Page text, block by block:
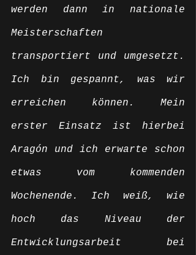
werden dann in nationale
Meisterschaften
transportiert und umgesetzt.
Ich bin gespannt, was wir
erreichen können. Mein
erster Einsatz ist hierbei
Aragón und ich erwarte schon
etwas vom kommenden
Wochenende. Ich weiß, wie
hoch das Niveau der
Entwicklungsarbeit bei